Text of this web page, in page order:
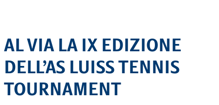
AL VIA LA IX EDIZIONE
DELL’AS LUISS TENNIS
TOURNAMENT